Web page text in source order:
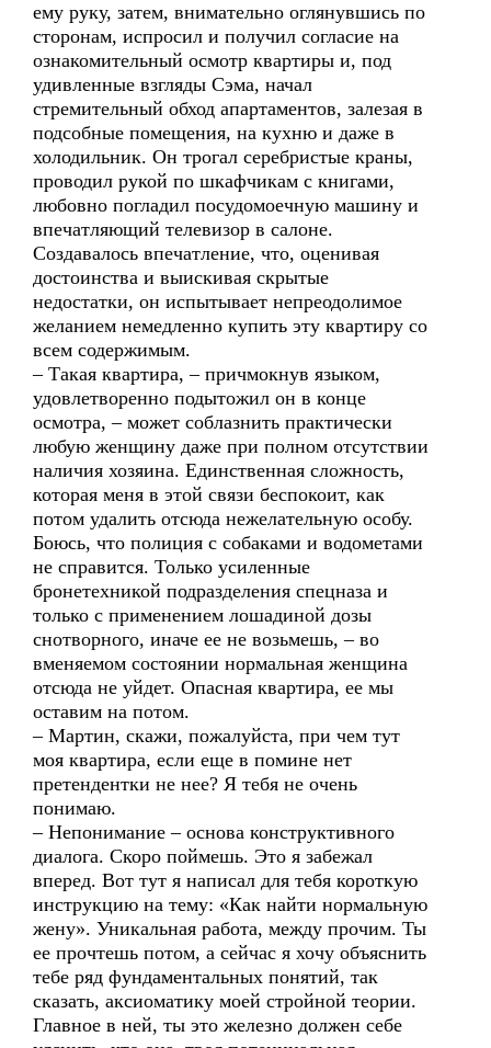
ему руку, затем, внимательно оглянувшись по
сторонам, испросил и получил согласие на
ознакомительный осмотр квартиры и, под
удивленные взгляды Сэма, начал
стремительный обход апартаментов, залезая в
подсобные помещения, на кухню и даже в
холодильник. Он трогал серебристые краны,
проводил рукой по шкафчикам с книгами,
любовно погладил посудомоечную машину и
впечатляющий телевизор в салоне.
Создавалось впечатление, что, оценивая
достоинства и выискивая скрытые
недостатки, он испытывает непреодолимое
желанием немедленно купить эту квартиру со
всем содержимым.
– Такая квартира, – причмокнув языком,
удовлетворенно подытожил он в конце
осмотра, – может соблазнить практически
любую женщину даже при полном отсутствии
наличия хозяина. Единственная сложность,
которая меня в этой связи беспокоит, как
потом удалить отсюда нежелательную особу.
Боюсь, что полиция с собаками и водометами
не справится. Только усиленные
бронетехникой подразделения спецназа и
только с применением лошадиной дозы
снотворного, иначе ее не возьмешь, – во
вменяемом состоянии нормальная женщина
отсюда не уйдет. Опасная квартира, ее мы
оставим на потом.
– Мартин, скажи, пожалуйста, при чем тут
моя квартира, если еще в помине нет
претендентки не нее? Я тебя не очень
понимаю.
– Непонимание – основа конструктивного
диалога. Скоро поймешь. Это я забежал
вперед. Вот тут я написал для тебя короткую
инструкцию на тему: «Как найти нормальную
жену». Уникальная работа, между прочим. Ты
ее прочтешь потом, а сейчас я хочу объяснить
тебе ряд фундаментальных понятий, так
сказать, аксиоматику моей стройной теории.
Главное в ней, ты это железно должен себе